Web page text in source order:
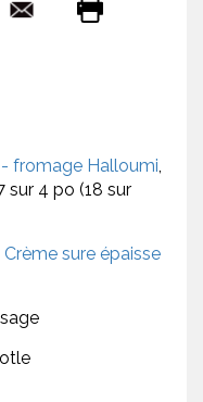
fromage Halloumi,
sur 4 po (18 sur
Crème sure épaisse